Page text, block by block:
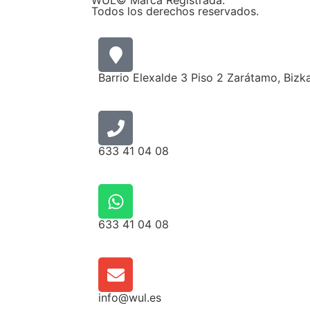
Todos los derechos reservados.
Barrio Elexalde 3 Piso 2 Zarátamo,
633 41 04 08
633 41 04 08
info@wul.es